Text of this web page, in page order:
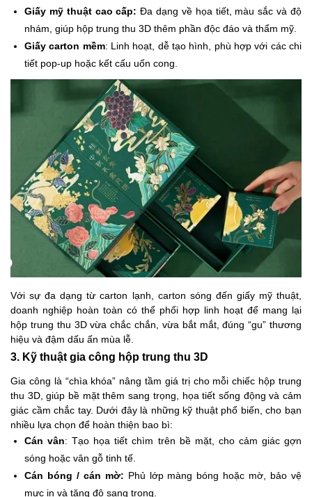
Giấy mỹ thuật cao cấp:Đa dạng về họa tiết, màu sắc và độ
nhám, giúp hộp trung thu 3D thêm phần độc đáo và thẩm mỹ.
Giấy carton mềm: Linh hoạt, dễ tạo hình, phù hợp với các chi
tiết pop‑up hoặc kết cấu uốn cong.
Với sự đa dạng từ carton lạnh, carton sóng đến giấy mỹ thuật,
doanh nghiệp hoàn toàn có thể phối hợp linh hoạt để mang lại
hộp trung thu 3D vừa chắc chắn, vừa bắt mắt, đúng “gu” thương
hiệu và đậm dấu ấn mùa lễ.
3. Kỹ thuật gia công hộp trung thu 3D
Gia công là “chìa khóa” nâng tầm giá trị cho mỗi chiếc hộp trung
thu 3D, giúp bề mặt thêm sang trọng, họa tiết sống động và cảm
giác cầm chắc tay. Dưới đây là những kỹ thuật phổ biến, cho bạn
nhiều lựa chọn để hoàn thiện bao bì:
Cán vân: Tạo họa tiết chìm trên bề mặt, cho cảm giác gợn
sóng hoặc vân gỗ tinh tế.
Cán bóng / cán mờ: Phủ lớp màng bóng hoặc mờ, bảo vệ
mực in và tăng độ sang trọng.